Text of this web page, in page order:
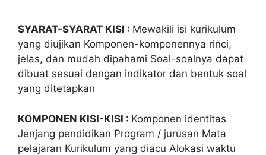
SYARAT-SYARAT KISI : Mewakili isi kurikulum
yang diujikan Komponen-komponennya rinci,
jelas, dan mudah dipahami Soal-soalnya dapat
dibuat sesuai dengan indikator dan bentuk soal
yang ditetapkan
KOMPONEN KISI-KISI : Komponen identitas
Jenjang pendidikan Program / jurusan Mata
pelajaran Kurikulum yang diacu Alokasi waktu